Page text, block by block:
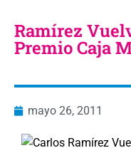
Ramírez
Premio Caja
mayo 26, 2011